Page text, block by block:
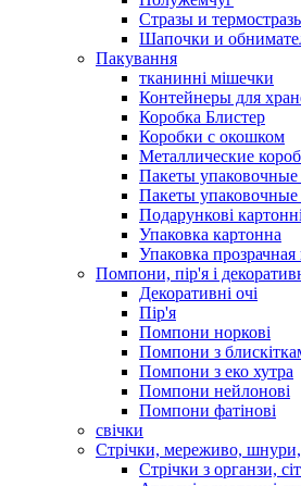
Стразы и
Шапочки и
Пакування
тканинні мішечки
Контейнеры для
Коробка Блистер
Коробки с окошком
Металлические
Пакеты
Пакеты
Подарункові
Упаковка картонна
Упаковка
Помпони, пір'я і
Декоративні очі
Пір'я
Помпони норкові
Помпони з
Помпони з еко хутра
Помпони нейлонові
Помпони фатінові
свічки
Стрічки, мереживо,
Стрічки з органзи,